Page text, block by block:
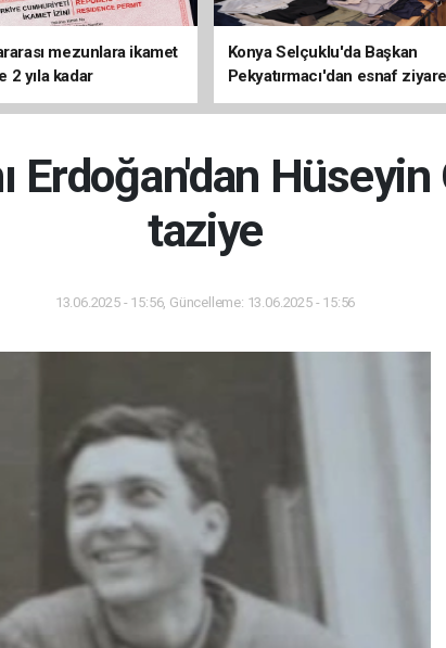
mezunlara ikamet
2 yıla kadar
Konya Selçuklu'da Başkan
Pekyatırmacı'dan esnaf
Erdoğan'dan
taziye
13.06.2025 - 15:56, Güncelleme: 13.06.2025 - 15:56